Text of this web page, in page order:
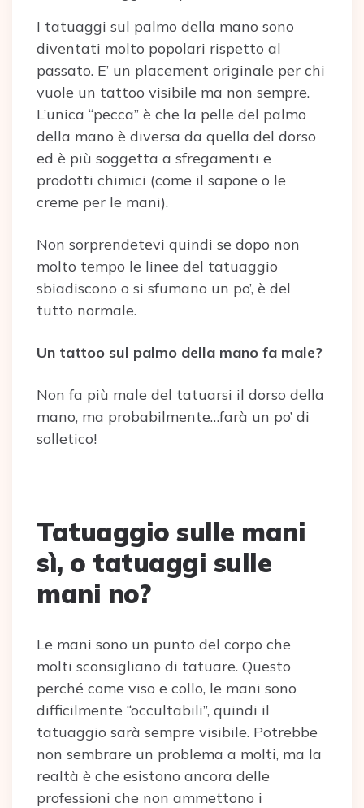
I tatuaggi sul palmo della mano sono
diventati molto popolari rispetto al
passato. E’ un placement originale per chi
vuole un tattoo visibile ma non sempre.
L’unica “pecca” è che la pelle del palmo
della mano è diversa da quella del dorso
ed è più soggetta a sfregamenti e
prodotti chimici (come il sapone o le
creme per le mani).
Non sorprendetevi quindi se dopo non
molto tempo le linee del tatuaggio
sbiadiscono o si sfumano un po’, è del
tutto normale.
Un tattoo sul palmo della mano fa male?
Non fa più male del tatuarsi il dorso della
mano, ma probabilmente…farà un po’ di
solletico!
Tatuaggio sulle mani
sì, o tatuaggi sulle
mani no?
Le mani sono un punto del corpo che
molti sconsigliano di tatuare. Questo
perché come viso e collo, le mani sono
difficilmente “occultabili”, quindi il
tatuaggio sarà sempre visibile. Potrebbe
non sembrare un problema a molti, ma la
realtà è che esistono ancora delle
professioni che non ammettono i